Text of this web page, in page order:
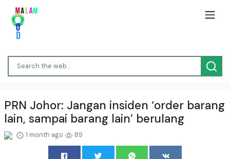
PRN Johor: Jangan insiden ‘order barang
lain, sampai barang lain’ berulang
1 month ago 89